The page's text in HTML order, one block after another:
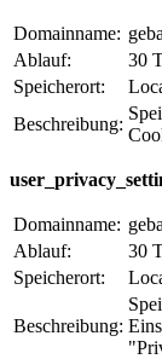
Domainname:
Ablauf:
30
Speicherort:
Beschreibung:
Domainname:
Ablauf:
30
Speicherort:
Beschreibung: